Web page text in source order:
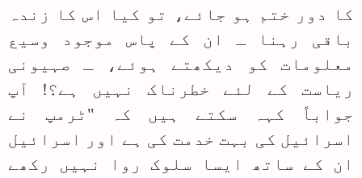
کا دور ختم ہو جائے، تو کیا اس کا زندہ
باقی رہنا ـ ان کے پاس موجود وسیع
معلومات کو دیکھتے ہوئے، ـ صہیونی
ریاست کے لئے خطرناک نہیں ہے؟! آپ
جواباً کہہ سکتے ہیں کہ "ٹرمپ نے
اسرائیل کی بہت خدمت کی ہے اور اسرائیل
ان کے ساتھ ایسا سلوک روا نہیں رکھے